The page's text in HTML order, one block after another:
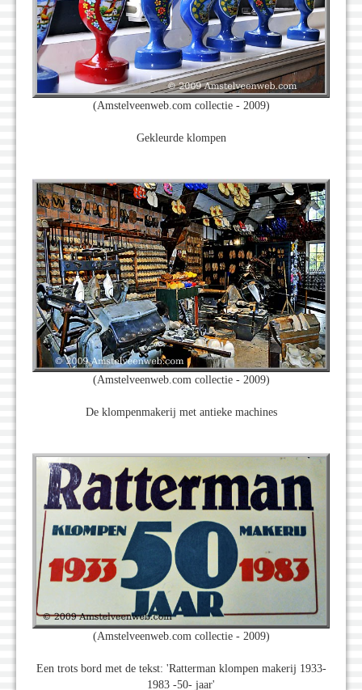
(Amstelveenweb.com collectie - 2009)
Gekleurde klompen
(Amstelveenweb.com collectie - 2009)
De klompenmakerij met antieke machines
(Amstelveenweb.com collectie - 2009)
Een trots bord met de tekst: 'Ratterman klompen makerij 1933-
1983 -50- jaar'